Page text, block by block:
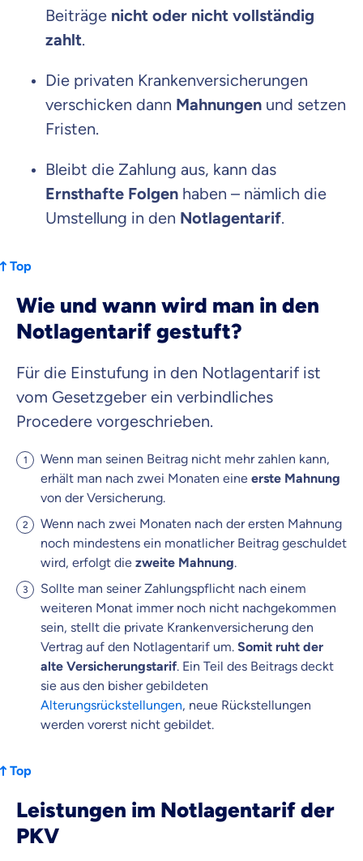
Beiträge nicht oder nicht vollständig
zahlt.
Die privaten Krankenversicherungen
verschicken dann Mahnungen und setzen
Fristen.
Bleibt die Zahlung aus, kann das
Ernsthafte Folgen haben – nämlich die
Umstellung in den Notlagentarif.
Top
Wie und wann wird man in den
Notlagentarif gestuft?
Für die Einstufung in den Notlagentarif ist
vom Gesetzgeber ein verbindliches
Procedere vorgeschrieben.
Wenn man seinen Beitrag nicht mehr zahlen kann,
erhält man nach zwei Monaten eine erste Mahnung
von der Versicherung.
Wenn nach zwei Monaten nach der ersten Mahnung
noch mindestens ein monatlicher Beitrag geschuldet
wird, erfolgt die zweite Mahnung.
Sollte man seiner Zahlungspflicht nach einem
weiteren Monat immer noch nicht nachgekommen
sein, stellt die private Krankenversicherung den
Vertrag auf den Notlagentarif um. Somit ruht der
alte Versicherungstarif. Ein Teil des Beitrags deckt
sie aus den bisher gebildeten
Alterungsrückstellungen, neue Rückstellungen
werden vorerst nicht gebildet.
Top
Leistungen im Notlagentarif der
PKV